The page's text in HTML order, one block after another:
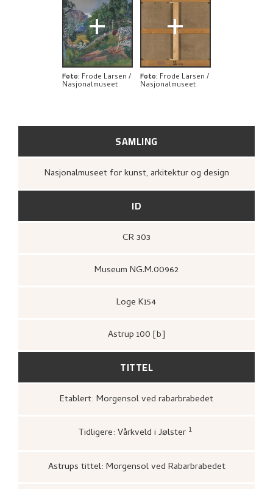
UTSTILLINGSHISTORIE
KUNSTNERENS NOTAT
BIBLIOGRAFI
SAMLING
Nasjonalmuseet for kunst, arkitektur og design
ID
CR 303
Museum NG.M.00962
Loge K154
Astrup 100 [b]
TITTEL
Etablert: Morgensol ved rabarbrabedet
Tidligere: Vårkveld i Jølster 1
1950),17.
Astrups tittel: Morgensol ved Rabarbrabedet
+
Foto: Frode Larsen /
Nasjonalmuseet
+
Foto: Frode Larsen /
Nasjonalmuseet